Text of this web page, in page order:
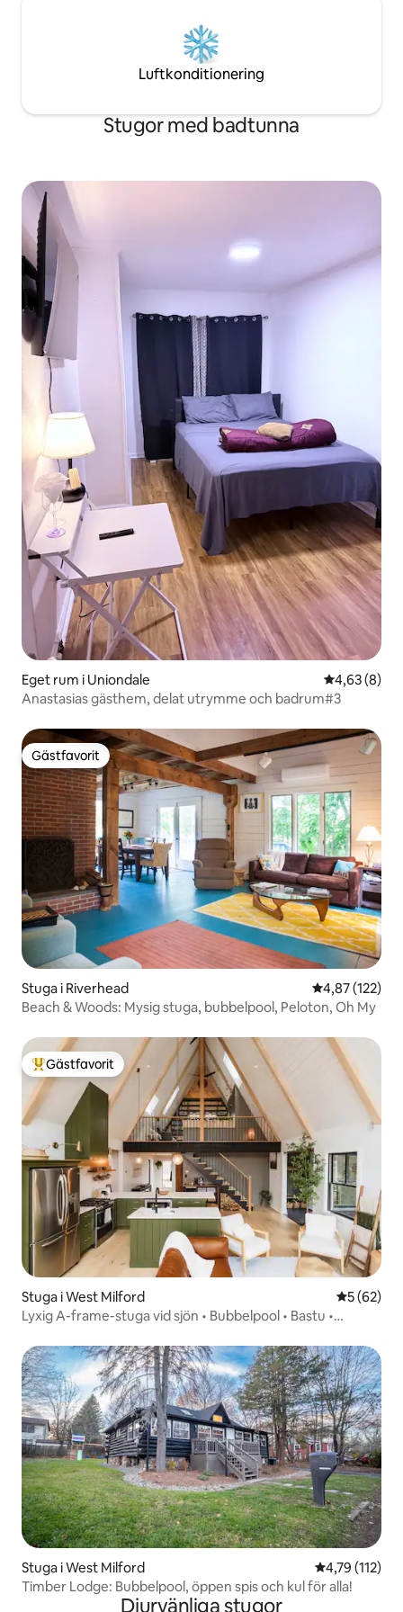
Luftkonditionering
Stugor med badtunna
Eget rum i Uniondale 4,63 av 5 i
4,63 (8)
Anastasias gästhem, delat utrymme och badrum#3
Gästfavorit
Gästfavorit
Stuga i Riverhead 4,87 av 5 i
4,87 (122)
Beach & Woods: Mysig stuga, bubbelpool, Peloton, Oh My
Populär gästfavorit
Gästfavorit
Stuga i West Milford 5 av 5 i
5 (62)
Lyxig A-frame-stuga vid sjön • Bubbelpool • Bastu •
Stuga i West Milford 4,79 av 5 i
4,79 (112)
Timber Lodge: Bubbelpool, öppen spis och kul för alla!
Djurvänliga stugor